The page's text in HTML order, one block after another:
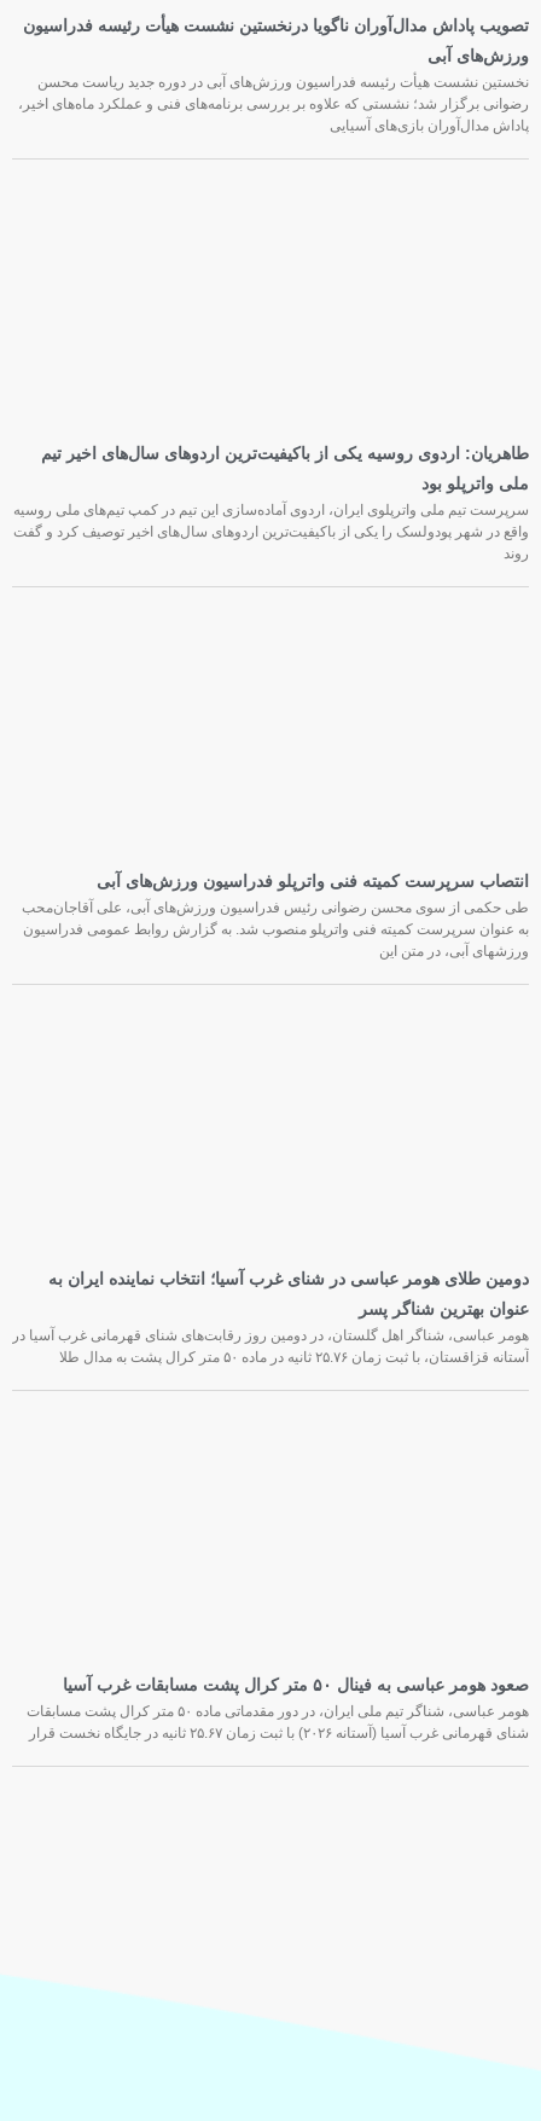
تصویب پاداش مدال‌آوران ناگویا درنخستین نشست هیأت رئیسه فدراسیون
ورزش‌های آبی
نخستین نشست هیأت رئیسه فدراسیون ورزش‌های آبی در دوره جدید ریاست محسن
رضوانی برگزار شد؛ نشستی که علاوه بر بررسی برنامه‌های فنی و عملکرد ماه‌های اخیر،
پاداش مدال‌آوران بازی‌های آسیایی
طاهریان: اردوی روسیه یکی از باکیفیت‌ترین اردوهای سال‌های اخیر تیم
ملی واترپلو بود
سرپرست تیم ملی واترپلوی ایران، اردوی آماده‌سازی این تیم در کمپ تیم‌های ملی روسیه
واقع در شهر پودولسک را یکی از باکیفیت‌ترین اردوهای سال‌های اخیر توصیف کرد و گفت
روند
انتصاب سرپرست کمیته فنی واترپلو فدراسیون ورزش‌های آبی
طی حکمی از سوی محسن رضوانی رئیس فدراسیون ورزش‌های آبی، علی آقاجان‌محب
به عنوان سرپرست کمیته فنی واترپلو منصوب شد. به گزارش روابط عمومی فدراسیون
ورزشهای آبی، در متن این
دومین طلای هومر عباسی در شنای غرب آسیا؛ انتخاب نماینده ایران به
عنوان بهترین شناگر پسر
هومر عباسی، شناگر اهل گلستان، در دومین روز رقابت‌های شنای قهرمانی غرب آسیا در
آستانه قزاقستان، با ثبت زمان ۲۵.۷۶ ثانیه در ماده ۵۰ متر کرال پشت به مدال طلا
صعود هومر عباسی به فینال ۵۰ متر کرال پشت مسابقات غرب آسیا
هومر عباسی، شناگر تیم ملی ایران، در دور مقدماتی ماده ۵۰ متر کرال پشت مسابقات
شنای قهرمانی غرب آسیا (آستانه ۲۰۲۶) با ثبت زمان ۲۵.۶۷ ثانیه در جایگاه نخست قرار